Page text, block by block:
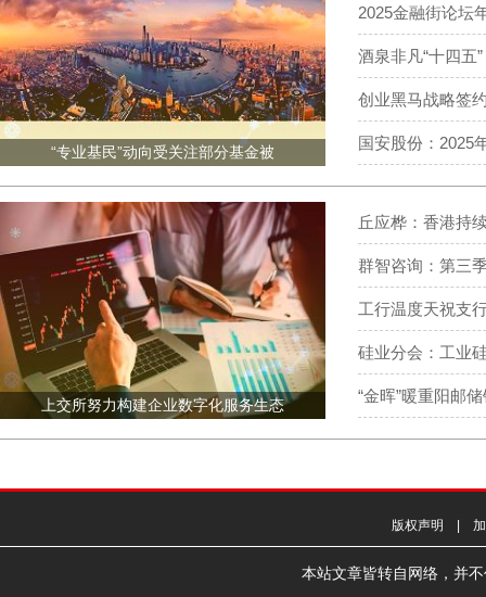
“专业基民”动向受关注部分基金被
2025金融街论坛
酒泉非凡“十四五
创业黑马战略签
国安股份：2025
上交所努力构建企业数字化服务生态
丘应桦：香港持
群智咨询：第三
工行温度天祝支
硅业分会：工业
“金晖”暖重阳邮
版权声明 |
本站文章皆转自网络，并